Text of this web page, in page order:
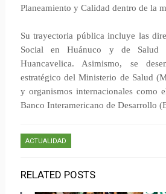
Planeamiento y Calidad dentro de la
Su trayectoria pública incluye las
Social en Huánuco y de Salud
Huancavelica. Asimismo, se
estratégico del Ministerio de Salud
y organismos internacionales como
Banco Interamericano de Desarrollo
ACTUALIDAD
RELATED POSTS